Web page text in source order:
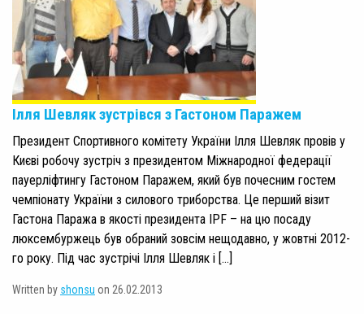
Ілля Шевляк зустрівся з Гастоном Паражем
Президент Спортивного комітету України Ілля Шевляк провів у
Києві робочу зустріч з президентом Міжнародної федерації
пауерліфтингу Гастоном Паражем, який був почесним гостем
чемпіонату України з силового триборства. Це перший візит
Гастона Паража в якості президента IPF – на цю посаду
люксембуржець був обраний зовсім нещодавно, у жовтні 2012-
го року. Під час зустрічі Ілля Шевляк і […]
Written by shonsu on 26.02.2013